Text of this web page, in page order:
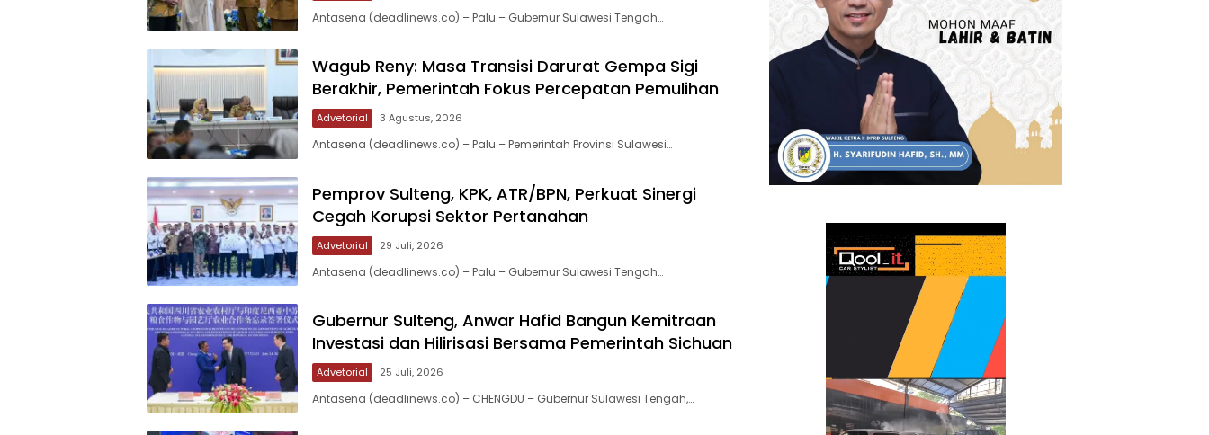
Antasena (deadlinews.co) – Palu – Gubernur Sulawesi Tengah…
Wagub Reny: Masa Transisi Darurat Gempa Sigi
Berakhir, Pemerintah Fokus Percepatan Pemulihan
Advetorial 3 Agustus, 2026
Antasena (deadlinews.co) – Palu – Pemerintah Provinsi Sulawesi…
Pemprov Sulteng, KPK, ATR/BPN, Perkuat Sinergi
Cegah Korupsi Sektor Pertanahan
Advetorial 29 Juli, 2026
Antasena (deadlinews.co) – Palu – Gubernur Sulawesi Tengah…
Gubernur Sulteng, Anwar Hafid Bangun Kemitraan
Investasi dan Hilirisasi Bersama Pemerintah Sichuan
Advetorial 25 Juli, 2026
Antasena (deadlinews.co) – CHENGDU – Gubernur Sulawesi Tengah,…